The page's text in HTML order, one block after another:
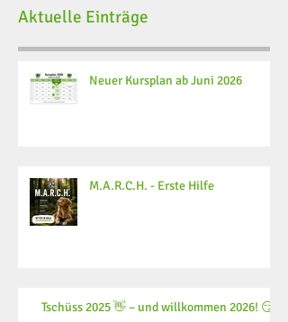
Aktuelle Einträge
Neuer Kursplan ab Juni 2026
M.A.R.C.H. - Erste Hilfe
Tschüss 2025 👋 – und willkommen 2026! 😏